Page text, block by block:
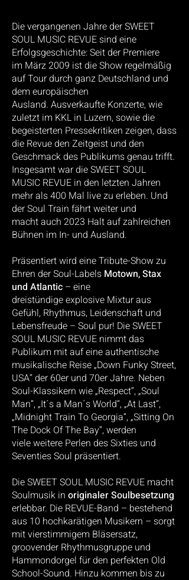
Die vergangenen Jahre derSWEET
SOUL MUSIC REVUE sind eine
Erfolgsgeschichte: Seit der Premiere
im März 2009 ist die Show regelmäßig
auf Tour durch ganz Deutschland und
dem europäischen
Ausland. Ausverkaufte Konzerte, wie
zuletzt im KKL in Luzern, sowie die
begeisterten Pressekritiken zeigen, dass
die Revue den Zeitgeist und den
Geschmack des Publikums genau trifft.
Insgesamt war die SWEET SOUL
MUSIC REVUE in den letzten Jahren
mehr als 400 Mal live zu erleben. Und
der Soul Train fährt weiter und
machtauch 2023 Halt auf zahlreichen
Bühnen im In- und Ausland.
Präsentiert wird eine Tribute-Show zu
Ehren der Soul-Labels Motown, Stax
und Atlantic – eine
dreistündigeexplosive Mixtur aus
Gefühl, Rhythmus, Leidenschaft und
Lebensfreude – Soul pur! Die SWEET
SOUL MUSIC REVUE nimmt das
Publikum mit auf eine authentische
musikalische Reise „Down Funky Street,
USA“ der 60er und 70er Jahre. Neben
Soul-Klassikern wie „Respect“, „Soul
Man“, „It´s a Man´s World“, „At Last“,
„Midnight Train To Georgia“, „Sitting On
The Dock Of The Bay“, werden
vieleweitere Perlen des Sixties und
Seventies Soul präsentiert.
Die SWEET SOUL MUSIC REVUE macht
Soulmusik in originaler Soulbesetzung
erlebbar. Die REVUE-Band – bestehend
aus 10 hochkarätigen Musikern – sorgt
mit vierstimmigem Bläsersatz,
groovender Rhythmusgruppe und
Hammondorgel für den perfekten Old
School-Sound. Hinzu kommen bis zu